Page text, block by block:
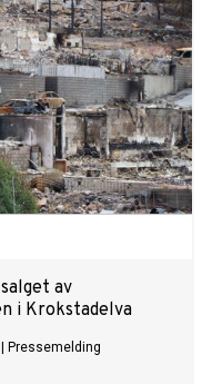
av
i Krokstadelva
Pressemelding